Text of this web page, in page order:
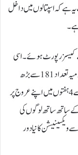
یہ ہے کہ اسپتالوں میں داخل
مئی کے درمیان سنگاپور میں 25,900 نئے کیسز رپورٹ ہوئے۔ اسی
عرصے کے دوران اسپتال میں داخل مریضوں کی اوسط یومیہ تعداد 181 سے بڑھ
کر 250 ہوگئی ہے۔ماہرین کا اندازہ ہے کہ یہ لہر اگلے 2 سے 4 ہفتوں میں اپنے عروج پر
ساتھ ساتھ لوگوں کی
کا نیا دور